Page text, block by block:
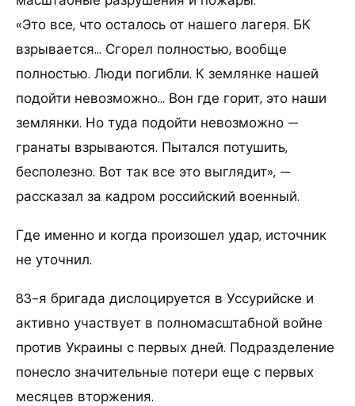
«Это все, что осталось от нашего лагеря. БК
взрывается… Сгорел полностью, вообще
полностью. Люди погибли. К землянке нашей
подойти невозможно… Вон где горит, это наши
землянки. Но туда подойти невозможно —
гранаты взрываются. Пытался потушить,
бесполезно. Вот так все это выглядит», —
рассказал за кадром российский военный.
Где именно и когда произошел удар, источник
не уточнил.
83-я бригада дислоцируется в Уссурийске и
активно участвует в полномасштабной войне
против Украины с первых дней. Подразделение
понесло значительные потери еще с первых
месяцев вторжения.